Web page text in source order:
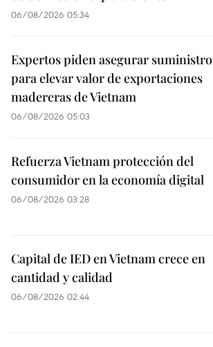
06/08/2026 05:34
Expertos piden asegurar suministro
para elevar valor de exportaciones
madereras de Vietnam
06/08/2026 05:03
Refuerza Vietnam protección del
consumidor en la economía digital
06/08/2026 03:28
Capital de IED en Vietnam crece en
cantidad y calidad
06/08/2026 02:44